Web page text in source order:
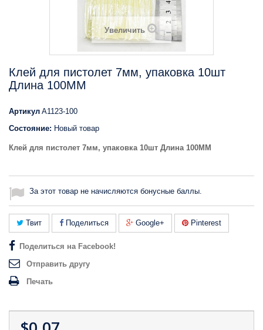
Увеличить
Клей для пистолет 7мм, упаковка 10шт
Длина 100MM
Артикул A1123-100
Состояние: Новый товар
Клей для пистолет 7мм, упаковка 10шт Длина 100MM
За этот товар не начисляются бонусные баллы.
Твит Поделиться Google+ Pinterest
Поделиться на Facebook!
Отправить другу
Печать